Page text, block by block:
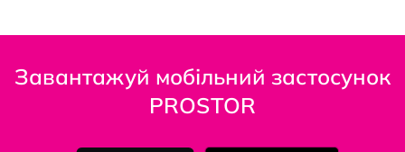
Завантажуй мобільний застосунок
PROSTOR